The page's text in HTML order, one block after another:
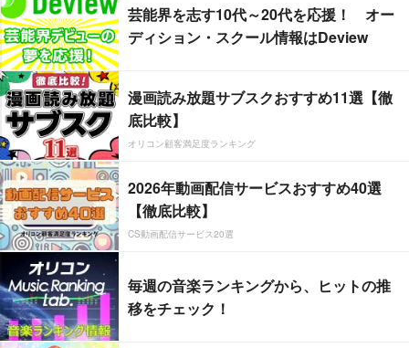
芸能界を志す10代～20代を応援！ オー
ディション・スクール情報はDeview
漫画読み放題サブスクおすすめ11選【徹
底比較】
オリコン顧客満足度ランキング
2026年動画配信サービスおすすめ40選
【徹底比較】
CS動画配信サービス20選
毎週の音楽ランキングから、ヒットの推
移をチェック！